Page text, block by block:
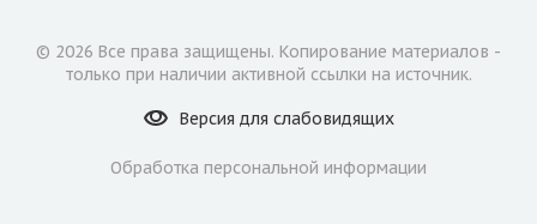
© 2026 Все права защищены. Копирование материалов -
только при наличии активной ссылки на источник.
Версия для слабовидящих
Обработка персональной информации